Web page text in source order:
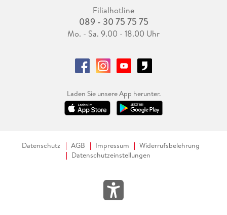
Filialhotline
089 - 30 75 75 75
Mo. - Sa. 9.00 - 18.00 Uhr
Laden Sie unsere App herunter.
Datenschutz AGB Impressum
Widerrufsbelehrung
Datenschutzeinstellungen